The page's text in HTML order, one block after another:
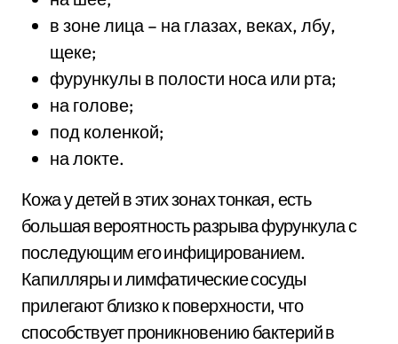
в зоне лица – на глазах, веках, лбу,
щеке;
фурункулы в полости носа или рта;
на голове;
под коленкой;
на локте.
Кожа у детей в этих зонах тонкая, есть
большая вероятность разрыва фурункула с
последующим его инфицированием.
Капилляры и лимфатические сосуды
прилегают близко к поверхности, что
способствует проникновению бактерий в